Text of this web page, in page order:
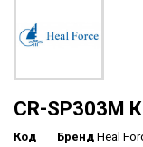
CR-SP303M
Код Бренд Heal